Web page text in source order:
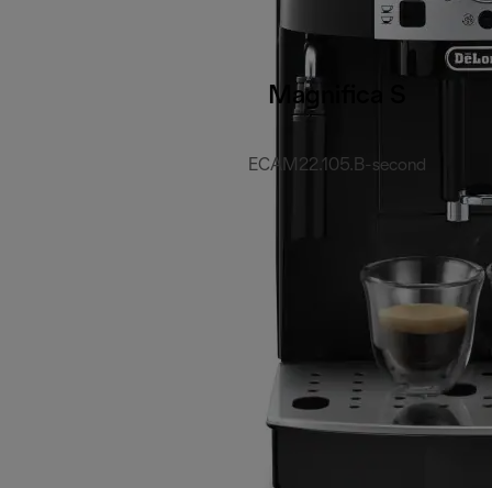
Magnifica S
ECAM22.105.B-second